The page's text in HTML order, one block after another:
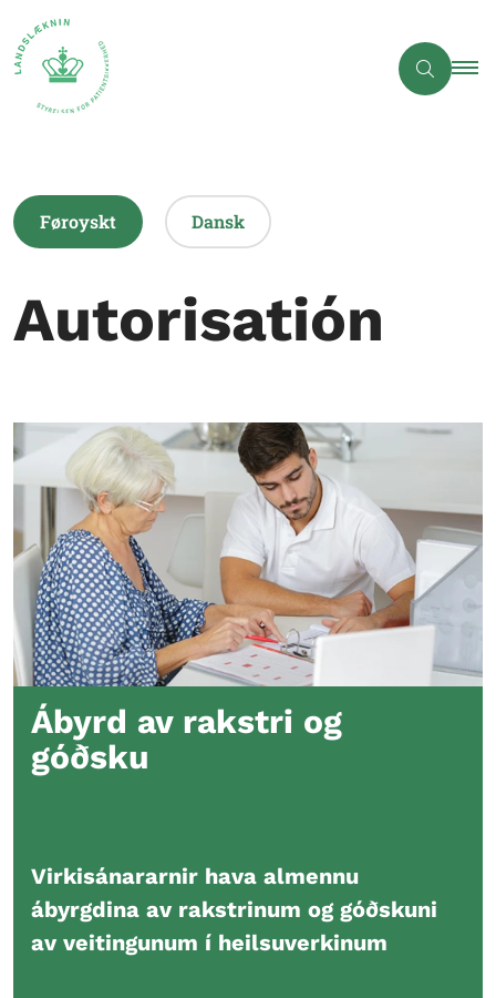
Føroyskt Dansk
Autorisatión
Ábyrd av rakstri og
góðsku
Virkisánararnir hava almennu
ábyrgdina av rakstrinum og góðskuni
av veitingunum í heilsuverkinum